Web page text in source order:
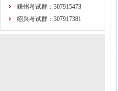
嵊州考试群：307915473
绍兴考试群：307917381